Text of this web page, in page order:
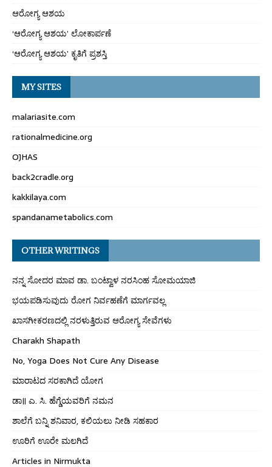
ಆರೋಗ್ಯ ಆಶಯ
‘ಆರೋಗ್ಯ ಆಶಯ’ ಲೋಕಾರ್ಪಣೆ
‘ಆರೋಗ್ಯ ಆಶಯ’ ಕೃತಿಗೆ ಪ್ರಶಸ್ತಿ
MY SITES
malariasite.com
rationalmedicine.org
OJHAS
back2cradle.org
kakkilaya.com
spandanametabolics.com
OTHER WRITINGS
ನನ್ನ ಸೋದರ ಮಾವ ಡಾ. ಬಂಟ್ವಾಳ ನರಸಿಂಹ ಸೋಮಯಾಜಿ
ಭಯಪಡಿಸುವುದು ರೋಗ ನಿರ್ವಹಣೆಗೆ ಮಾರ್ಗವಲ್ಲ
ಖಾಸಗೀಕರಣದಲ್ಲಿ ನರಳುತ್ತಿರುವ ಆರೋಗ್ಯ ಸೇವೆಗಳು
Charakh Shapath
No, Yoga Does Not Cure Any Disease
ಮಾರಾಟದ ಸರಕಾಗಿದೆ ಯೋಗ
ಡಾ॥ ಎ. ಸಿ. ಹೆಗ್ಡೆಯವರಿಗೆ ನಮನ
ಶಾಲೆಗೆ ಬನ್ನಿ ಶನಿವಾರ, ಕಲಿಯಲು ನೀಡಿ ಸಹಕಾರ
ಊರಿಗೆ ಊರೇ ಮಲಗಿದೆ
Articles in Nirmukta